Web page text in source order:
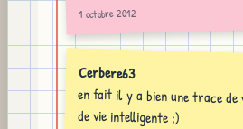
1 octobre 2012
Cerbere63
en fait il y a bien une trace
de vie intelligente ;)